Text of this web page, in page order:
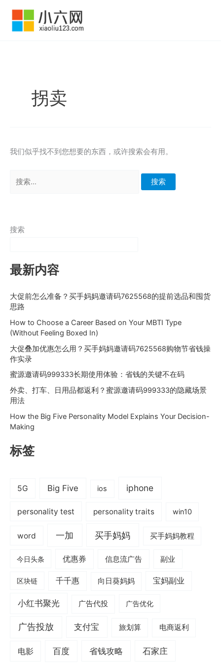
拐卖
我们似乎找不到您想要的东西，或许搜索会有用。
索：
搜索
最新内容
大促前怎么准备？买手妈妈邀请码7625568的提前选品和囤货
思路
How to Choose a Career Based on Your MBTI Type
(Without Feeling Boxed In)
大促叠加优惠怎么用？买手妈妈邀请码7625568购物节省钱操
作实录
蜜源邀请码999333长期使用体验：省钱的关键不在码
外卖、打车、日用品都返利？蜜源邀请码999333的隐藏场景
用法
How the Big Five Personality Model Explains Your Decision-
Making
标签
5G Big Five ios iphone
personality test personality traits win10
word 一加 买手妈妈 买手妈妈教程
今日头条 优惠券 信息流广告 副业
区块链 千千惠 向日葵妈妈 宝妈副业
小红书聚光 广告代投 广告优化
广告投放 支付宝 旅划算 电商返利
电影 百度 省钱攻略 石家庄